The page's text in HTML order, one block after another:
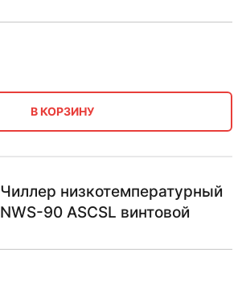
В КОРЗИНУ
Чиллер низкотемпературный
NWS-90 ASCSL винтовой